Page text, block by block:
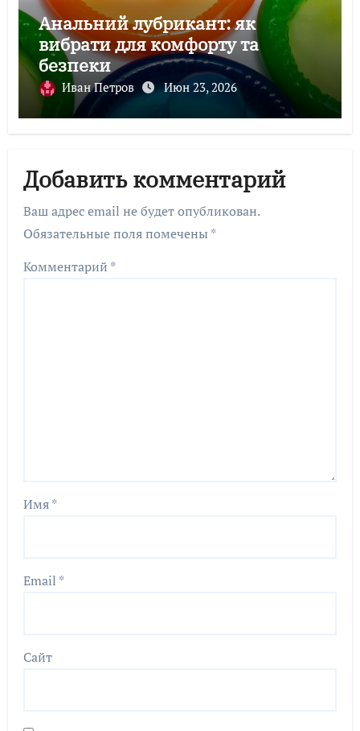
Анальний лубрикант: як
вибрати для комфорту та
безпеки
Иван Петров Июн 23, 2026
Добавить комментарий
Ваш адрес email не будет опубликован.
Обязательные поля помечены *
Комментарий *
Имя*
Email *
Сайт